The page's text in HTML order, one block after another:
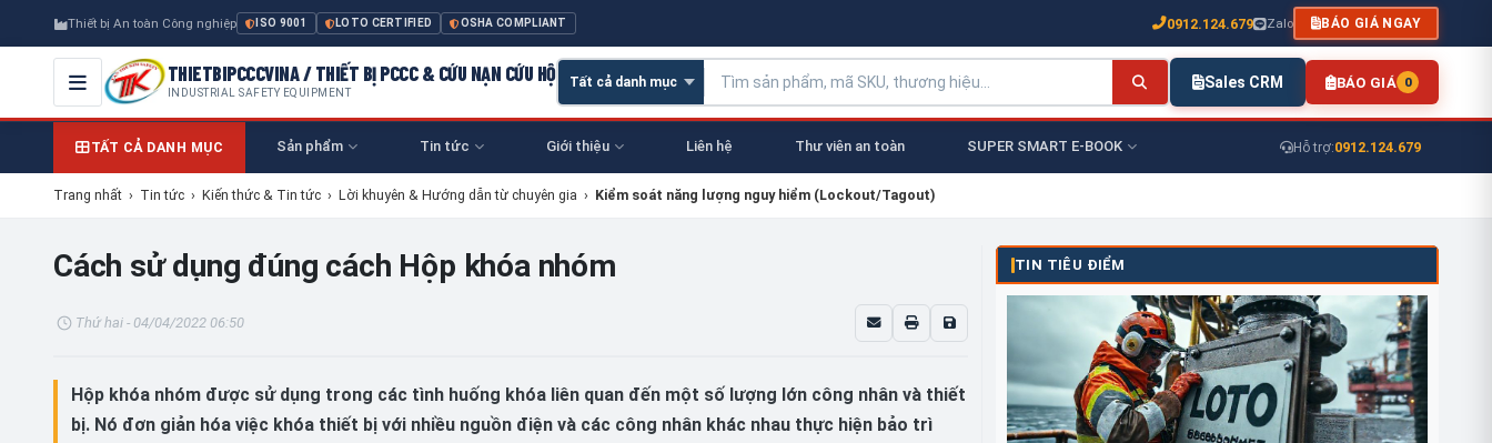
Thiết bị An toàn Công nghiệp ISO 9001 LOTO CERTIFIED OSHA COMPLIANT 0912.124.679 Zalo BÁO GIÁ NGAY
THIETBIPCCCVINA / THIẾT BỊ PCCC & CỨU NẠN CỨU HỘ
INDUSTRIAL SAFETY EQUIPMENT
Sales CRM BÁO GIÁ 0
TẤT CẢ DANH MỤC Sản phẩm Tin tức Giới thiệu Liên hệ Thư viên an toàn SUPER SMART E-BOOK Hỗ trợ:0912.124.679
Trang nhất › Tin tức › Kiến thức & Tin tức › Lời khuyên & Hướng dẫn từ chuyên gia › Kiểm soát năng lượng nguy hiểm (Lockout/Tagout)
Cách sử dụng đúng cách Hộp khóa nhóm
Thứ hai - 04/04/2022 06:50
Hộp khóa nhóm được sử dụng trong các tình huống khóa liên quan đến một số lượng lớn công nhân và thiết
bị. Nó đơn giản hóa việc khóa thiết bị với nhiều nguồn điện và các công nhân khác nhau thực hiện bảo trì
TIN TIÊU ĐIỂM